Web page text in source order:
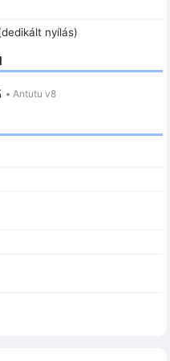
nyílás)
• Antutu v8